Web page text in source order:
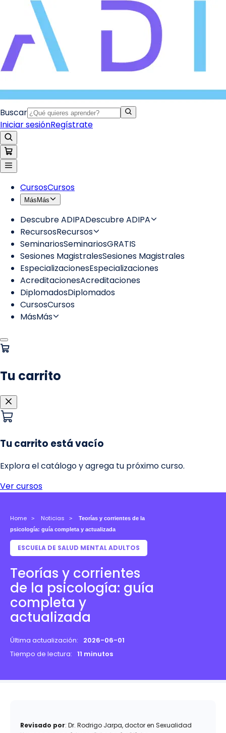
Home Noticias
Teorías y corrientes de la
psicología: guía completa y actualizada
ESCUELA DE SALUD MENTAL ADULTOS
Teorías y corrientes
de la psicología: guía
completa y
actualizada
Última actualización:
2026-06-01
Tiempo de lectura: 11 minutos
Revisado por: Dr. Rodrigo Jarpa, doctor en Sexualidad